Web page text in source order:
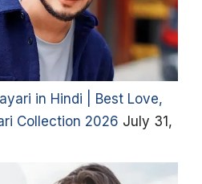
in Hindi | Best Love,
Collection 2026 July 31,